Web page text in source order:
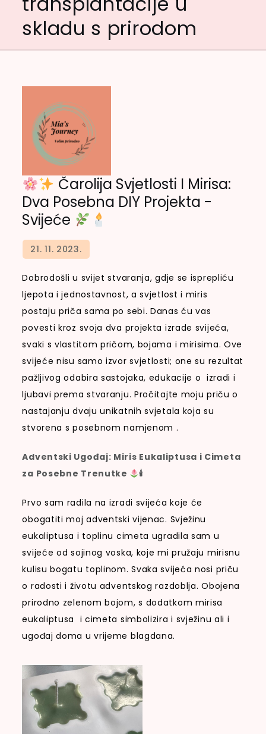
skladu s prirodom
Čarolija Svjetlosti I Mirisa:
Dva Posebna DIY Projekta -
Svijeće
Dobrodošli u svijet stvaranja, gdje se isprepliću
ljepota i jednostavnost, a svjetlost i miris
postaju priča sama po sebi. Danas ću vas
povesti kroz svoja dva projekta izrade svijeća,
svaki s vlastitom pričom, bojama i mirisima. Ove
svijeće nisu samo izvor svjetlosti; one su rezultat
pažljivog odabira sastojaka, edukacije o izradi i
ljubavi prema stvaranju. Pročitajte moju priču o
nastajanju dvaju unikatnih svjetala koja su
stvorena s posebnom namjenom .
Adventski Ugođaj: Miris Eukaliptusa i Cimeta
za Posebne Trenutke
🕯
Prvo sam radila na izradi svijeća koje će
obogatiti moj adventski vijenac. Svježinu
eukaliptusa i toplinu cimeta ugradila sam u
svijeće od sojinog voska, koje mi pružaju mirisnu
kulisu bogatu toplinom. Svaka svijeća nosi priču
o radosti i životu adventskog razdoblja. Obojena
prirodno zelenom bojom, s dodatkom mirisa
eukaliptusa i cimeta simbolizira i svježinu ali i
ugođaj doma u vrijeme blagdana.